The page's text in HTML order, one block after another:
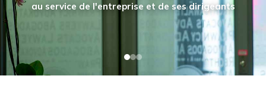
au service de l'entreprise et de ses dirigeants